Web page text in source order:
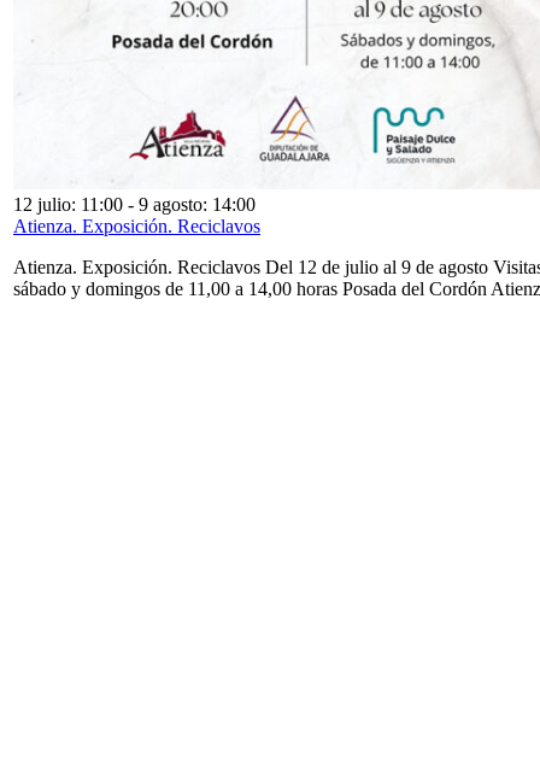
12 julio: 11:00 - 9 agosto: 14:00
Atienza. Exposición. Reciclavos
Atienza. Exposición. Reciclavos Del 12 de julio al 9 de agosto
sábado y domingos de 11,00 a 14,00 horas Posada del Cordón